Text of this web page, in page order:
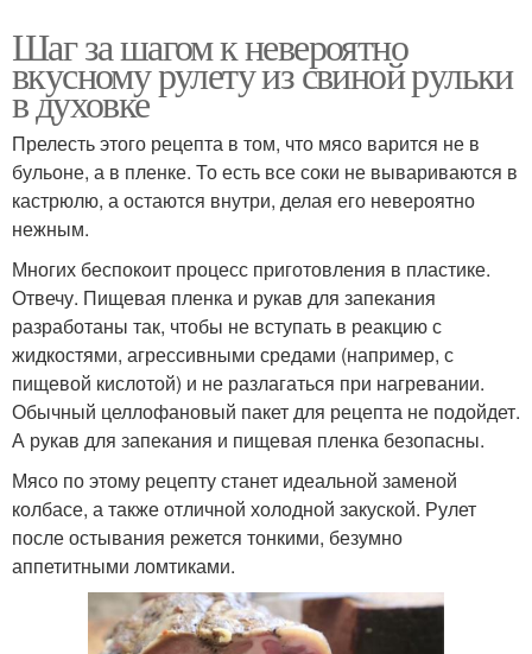
Шаг за шагом к невероятно
вкусному рулету из свиной рульки
в духовке
Прелесть этого рецепта в том, что мясо варится не в
бульоне, а в пленке. То есть все соки не вывариваются в
кастрюлю, а остаются внутри, делая его невероятно
нежным.
Многих беспокоит процесс приготовления в пластике.
Отвечу. Пищевая пленка и рукав для запекания
разработаны так, чтобы не вступать в реакцию с
жидкостями, агрессивными средами (например, с
пищевой кислотой) и не разлагаться при нагревании.
Обычный целлофановый пакет для рецепта не подойдет.
А рукав для запекания и пищевая пленка безопасны.
Мясо по этому рецепту станет идеальной заменой
колбасе, а также отличной холодной закуской. Рулет
после остывания режется тонкими, безумно
аппетитными ломтиками.